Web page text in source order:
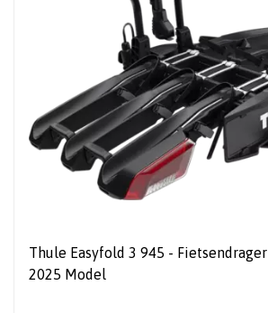
Thule Easyfold 3 945 - Fietsendrager - 3 (E-)Fietsen -
2025 Model